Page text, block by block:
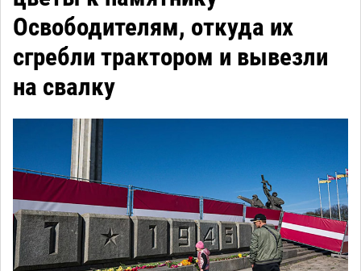
Освободителям, откуда их
сгребли трактором и вывезли
на свалку